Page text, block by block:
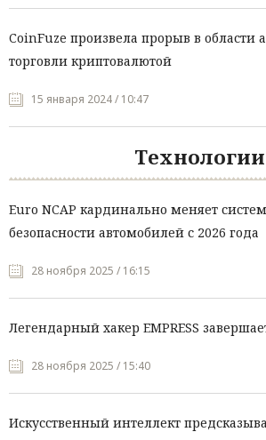
CoinFuze произвела прорыв в области
торговли криптовалютой
15 января 2024 / 10:47
Технологии
Euro NCAP кардинально меняет
безопасности автомобилей с 2026 года
28 ноября 2025 / 16:15
Легендарный хакер EMPRESS
28 ноября 2025 / 15:40
Искусственный интеллект